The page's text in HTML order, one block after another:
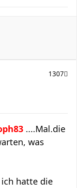
1307
....Mal.die
was
hatte die